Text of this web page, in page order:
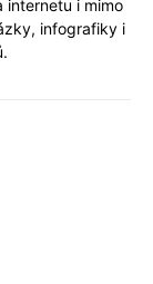
internetu i mimo
infografiky i